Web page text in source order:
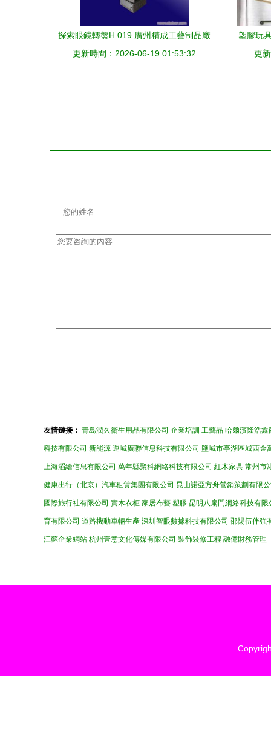
探索眼鏡轉盤H 019 廣州精成工藝制品廠
的匠心之作
更新時間：2026-06-19 01:53:32
塑膠玩
更
友情鏈接： 青島潤久衛生用品有限公司 企業培訓 工藝品 哈爾濱隆浩鑫
科技有限公司 新能源 運城廣聯信息科技有限公司 鹽城市亭湖區城西金
上海滔繪信息有限公司 萬年縣聚科網絡科技有限公司 紅木家具 常州市
健康出行（北京）汽車租賃集團有限公司 昆山諾亞方舟營銷策劃有限公
國際旅行社有限公司 實木衣柜 家居布藝 塑膠 昆明八扇門網絡科技有限
育有限公司 道路機動車輛生產 深圳智眼數據科技有限公司 邵陽伍伴強
江蘇企業網站 杭州壹意文化傳媒有限公司 裝飾裝修工程 融億財務管理